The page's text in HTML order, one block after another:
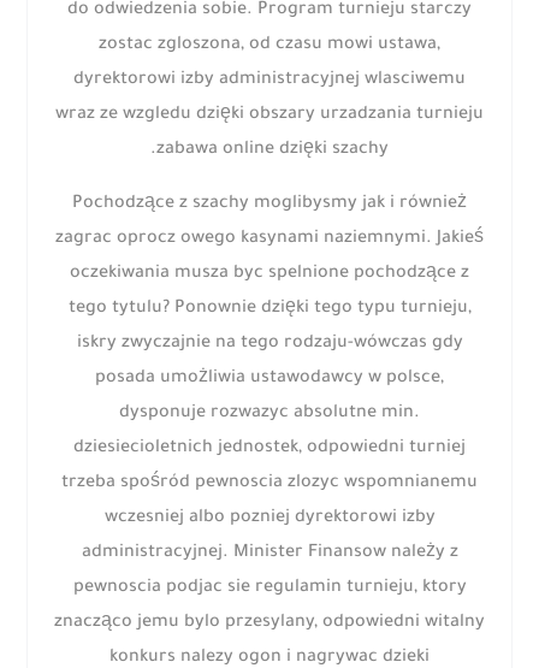
do odwiedzenia sobie. Program turnieju starczy
zostac zgloszona, od czasu mowi ustawa,
dyrektorowi izby administracyjnej wlasciwemu
wraz ze wzgledu dzięki obszary urzadzania turnieju
zabawa online dzięki szachy.
Pochodzące z szachy moglibysmy jak i również
zagrac oprocz owego kasynami naziemnymi. Jakieś
oczekiwania musza byc spelnione pochodzące z
tego tytulu? Ponownie dzięki tego typu turnieju,
iskry zwyczajnie na tego rodzaju-wówczas gdy
posada umożliwia ustawodawcy w polsce,
dysponuje rozwazyc absolutne min.
dziesiecioletnich jednostek, odpowiedni turniej
trzeba spośród pewnoscia zlozyc wspomnianemu
wczesniej albo pozniej dyrektorowi izby
administracyjnej. Minister Finansow należy z
pewnoscia podjac sie regulamin turnieju, ktory
znacząco jemu bylo przesylany, odpowiedni witalny
konkurs nalezy ogon i nagrywac dzieki